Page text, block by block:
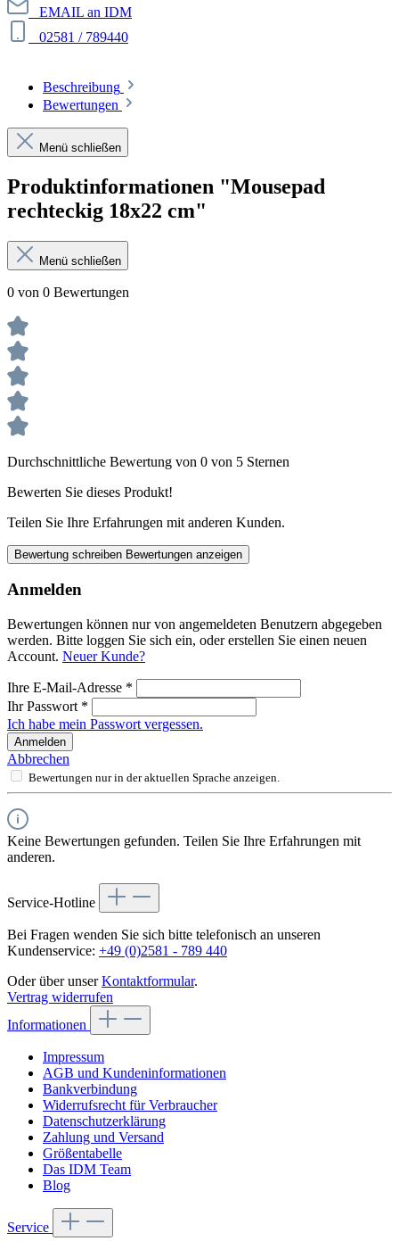
EMAIL an IDM
02581 / 789440
Beschreibung
Bewertungen
Menü schließen
Produktinformationen "Mousepad
rechteckig 18x22 cm"
Menü schließen
0 von 0 Bewertungen
Durchschnittliche Bewertung von 0 von 5 Sternen
Bewerten Sie dieses Produkt!
Teilen Sie Ihre Erfahrungen mit anderen Kunden.
Bewertung schreiben Bewertungen anzeigen
Anmelden
Bewertungen können nur von angemeldeten Benutzern abgegeben
werden. Bitte loggen Sie sich ein, oder erstellen Sie einen neuen
Account. Neuer Kunde?
Ihre E-Mail-Adresse *
Ihr Passwort *
Ich habe mein Passwort vergessen.
Anmelden
Abbrechen
Bewertungen nur in der aktuellen Sprache anzeigen.
Keine Bewertungen gefunden. Teilen Sie Ihre Erfahrungen mit
anderen.
Service-Hotline
Bei Fragen wenden Sie sich bitte telefonisch an unseren
Kundenservice: +49 (0)2581 - 789 440
Oder über unserKontaktformular.
Vertrag widerrufen
Informationen
Impressum
AGB und Kundeninformationen
Bankverbindung
Widerrufsrecht für Verbraucher
Datenschutzerklärung
Zahlung und Versand
Größentabelle
Das IDM Team
Blog
Service